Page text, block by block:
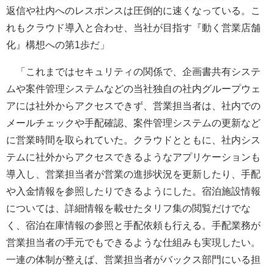
返信や社内へのレスポンスは圧倒的に速くなっている。こ
れもクラウド導入と合わせ、当社が目指す『動く営業店舗
化』構想への第1歩だ」
「これまではセキュリティの関係で、企画書共有システ
ムや案件管理システムなどの当社独自の社内グループウェ
アには社外からアクセスできず、営業担当者は、社内での
メールチェックや手配確認、案件管理システムの更新など
に営業時間を取られていた。クラウドとともに、社内シス
テムに社外からアクセスできるようなアプリケーションも
導入し、営業担当者が営業の進捗状況を更新したり、手配
や入金情報を参照したりできるようにした。宿泊施設情報
については、詳細情報を載せたタリフ集の閲覧だけでな
く、宿泊在庫情報の参照と手配依頼も行える。手配業務が
営業担当者の手元でもできるような仕組みも実現したい。
一連の体制が整えば、営業担当者がバックス部門にいる担